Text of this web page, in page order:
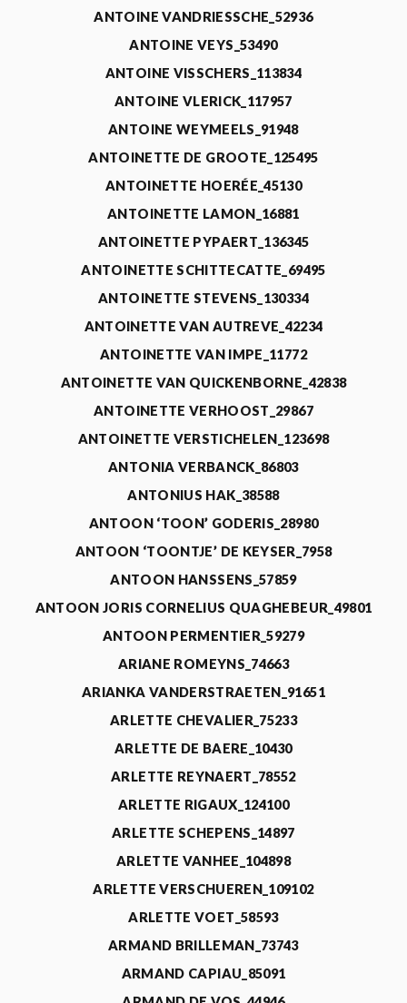
ANTOINE VANDRIESSCHE_52936
ANTOINE VEYS_53490
ANTOINE VISSCHERS_113834
ANTOINE VLERICK_117957
ANTOINE WEYMEELS_91948
ANTOINETTE DE GROOTE_125495
ANTOINETTE HOERÉE_45130
ANTOINETTE LAMON_16881
ANTOINETTE PYPAERT_136345
ANTOINETTE SCHITTECATTE_69495
ANTOINETTE STEVENS_130334
ANTOINETTE VAN AUTREVE_42234
ANTOINETTE VAN IMPE_11772
ANTOINETTE VAN QUICKENBORNE_42838
ANTOINETTE VERHOOST_29867
ANTOINETTE VERSTICHELEN_123698
ANTONIA VERBANCK_86803
ANTONIUS HAK_38588
ANTOON ‘TOON’ GODERIS_28980
ANTOON ‘TOONTJE’ DE KEYSER_7958
ANTOON HANSSENS_57859
ANTOON JORIS CORNELIUS QUAGHEBEUR_49801
ANTOON PERMENTIER_59279
ARIANE ROMEYNS_74663
ARIANKA VANDERSTRAETEN_91651
ARLETTE CHEVALIER_75233
ARLETTE DE BAERE_10430
ARLETTE REYNAERT_78552
ARLETTE RIGAUX_124100
ARLETTE SCHEPENS_14897
ARLETTE VANHEE_104898
ARLETTE VERSCHUEREN_109102
ARLETTE VOET_58593
ARMAND BRILLEMAN_73743
ARMAND CAPIAU_85091